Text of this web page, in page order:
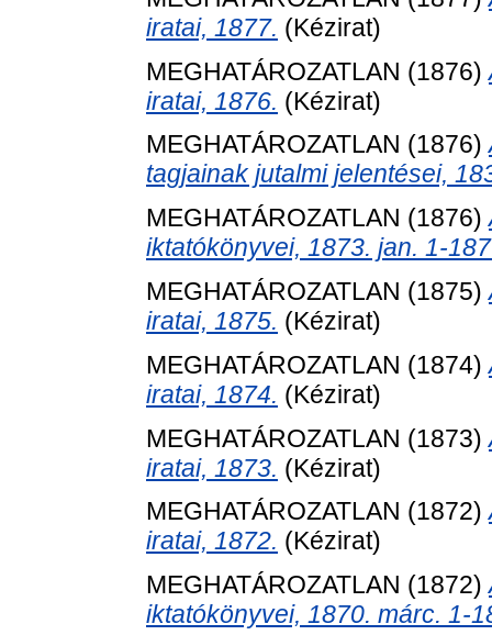
iratai, 1877. (Kézirat)
MEGHATÁROZATLAN (1876)
iratai, 1876. (Kézirat)
MEGHATÁROZATLAN (1876)
tagjainak jutalmi jelentései,
MEGHATÁROZATLAN (1876)
iktatókönyvei, 1873. jan. 1-
MEGHATÁROZATLAN (1875)
iratai, 1875. (Kézirat)
MEGHATÁROZATLAN (1874)
iratai, 1874. (Kézirat)
MEGHATÁROZATLAN (1873)
iratai, 1873. (Kézirat)
MEGHATÁROZATLAN (1872)
iratai, 1872. (Kézirat)
MEGHATÁROZATLAN (1872)
iktatókönyvei, 1870. márc. 1-